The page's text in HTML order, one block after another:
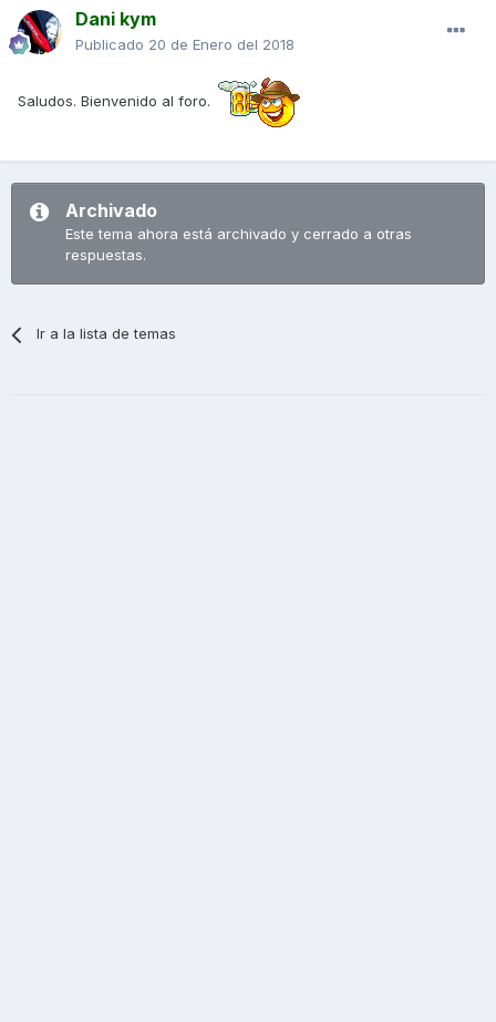
Dani kym
Publicado 20 de Enero del 2018
Saludos. Bienvenido al foro.
Archivado
Este tema ahora está archivado y cerrado a otras
respuestas.
Ir a la lista de temas